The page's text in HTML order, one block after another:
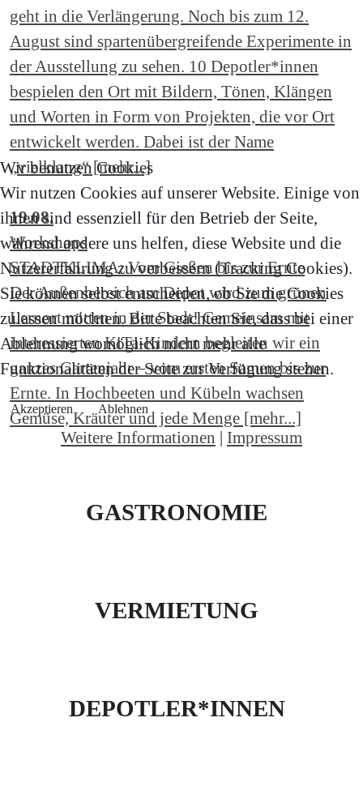
geht in die Verlängerung. Noch bis zum 12.
August sind spartenübergreifende Experimente in
der Ausstellung zu sehen. 10 Depotler*innen
bespielen den Ort mit Bildern, Tönen, Klängen
und Worten in Form von Projekten, die vor Ort
entwickelt werden. Dabei ist der Name
„vielklang“ [mehr...]
19.08.
Workshops
STADTKLIMA: Vom Gießen bis zur Ernte
Der Außenbereich am Depot wird zum grünen
Lernort mitten in der Stadt! Gemeinsam mit
interessierten KiTa-Kindern begleiten wir ein
ganzes Gartenjahr – vom ersten Samen bis zur
Ernte. In Hochbeeten und Kübeln wachsen
Gemüse, Kräuter und jede Menge [mehr...]
GASTRONOMIE
VERMIETUNG
DEPOTLER*INNEN
Wir benutzen Cookies
Wir nutzen Cookies auf unserer Website. Einige von
ihnen sind essenziell für den Betrieb der Seite,
während andere uns helfen, diese Website und die
Nutzererfahrung zu verbessern (Tracking Cookies).
Sie können selbst entscheiden, ob Sie die Cookies
zulassen möchten. Bitte beachten Sie, dass bei einer
Ablehnung womöglich nicht mehr alle
Funktionalitäten der Seite zur Verfügung stehen.
Akzeptieren Ablehnen
Weitere Informationen | Impressum